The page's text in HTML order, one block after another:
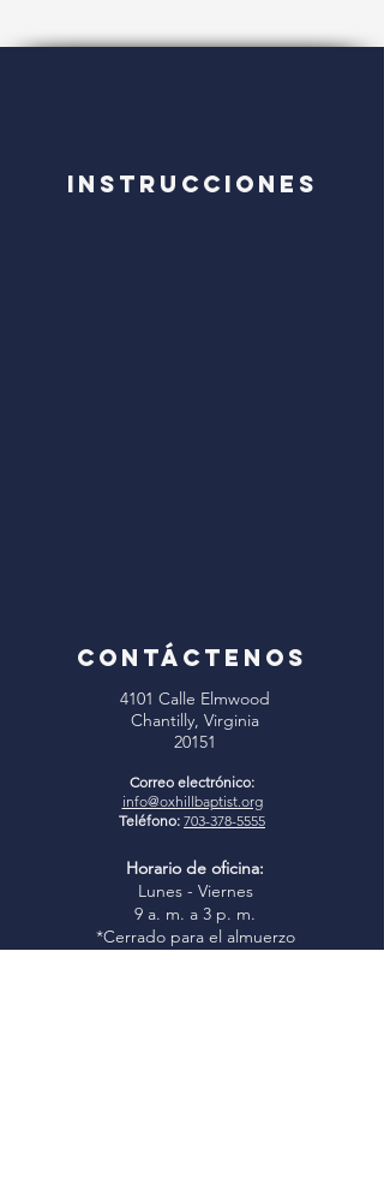
Instrucciones
CONTÁCTENOS
4101 Calle Elmwood
Chantilly, Virginia
20151
Correo electrónico:
info@oxhillbaptist.org
Teléfono: 703-378-5555
Horario de oficina:
Lunes - Viernes
9 a. m. a 3 p. m.
*Cerrado para el almuerzo